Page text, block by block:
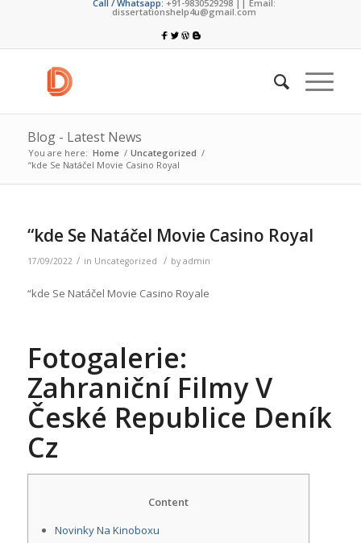
Call / Whatsapp: +91-9830529298 || Email:
dissertationshelp4u@gmail.com
Blog - Latest News
You are here: Home / Uncategorized /
“kde Se Natáčel Movie Casino Royal
“kde Se Natáčel Movie Casino Royal
17/09/2022 / in Uncategorized / by admin
“kde Se Natáčel Movie Casino Royale
Fotogalerie:
Zahraniční Filmy V
České Republice Deník
Cz
Content
Novinky Na Kinoboxu